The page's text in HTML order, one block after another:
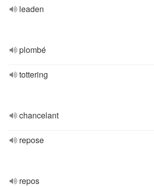
leaden
plombé
tottering
chancelant
repose
repos